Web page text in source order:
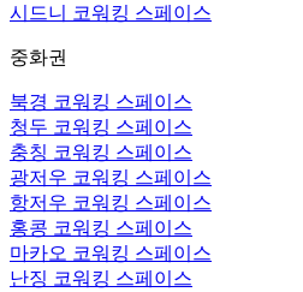
시드니 코워킹 스페이스
중화권
북경 코워킹 스페이스
청두 코워킹 스페이스
충칭 코워킹 스페이스
광저우 코워킹 스페이스
항저우 코워킹 스페이스
홍콩 코워킹 스페이스
마카오 코워킹 스페이스
난징 코워킹 스페이스